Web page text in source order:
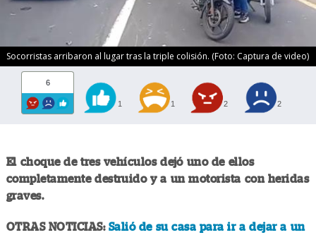
Socorristas arribaron al lugar tras la triple colisión. (Foto: Captura de video)
6
1 1 2 2
El choque de tres vehículos dejó uno de ellos
completamente destruido y a un motorista con heridas
graves.
OTRAS NOTICIAS: Salió de su casa para ir a dejar a un